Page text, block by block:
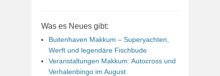
Was es Neues gibt:
Buitenhaven Makkum – Superyachten,
Werft und legendäre Fischbude
Veranstaltungen Makkum: Autocross und
Verhalenbingo im August